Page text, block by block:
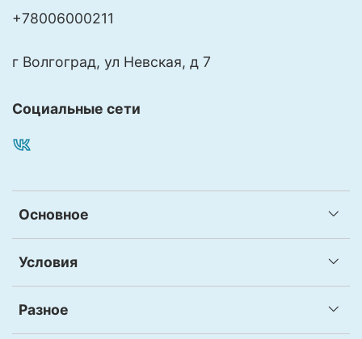
Основное
Условия
Разное
+78006000211
г Волгоград, ул Невская, д 7
Социальные сети